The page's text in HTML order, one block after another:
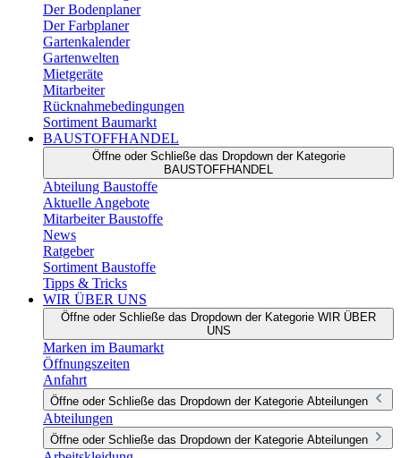
Der Bodenplaner
Der Farbplaner
Gartenkalender
Gartenwelten
Mietgeräte
Mitarbeiter
Rücknahmebedingungen
Sortiment Baumarkt
BAUSTOFFHANDEL
Öffne oder Schließe das Dropdown der Kategorie
BAUSTOFFHANDEL
Abteilung Baustoffe
Aktuelle Angebote
Mitarbeiter Baustoffe
News
Ratgeber
Sortiment Baustoffe
Tipps & Tricks
WIR ÜBER UNS
Öffne oder Schließe das Dropdown der Kategorie WIR ÜBER
UNS
Marken im Baumarkt
Öffnungszeiten
Anfahrt
Öffne oder Schließe das Dropdown der Kategorie Abteilungen
Abteilungen
Öffne oder Schließe das Dropdown der Kategorie Abteilungen